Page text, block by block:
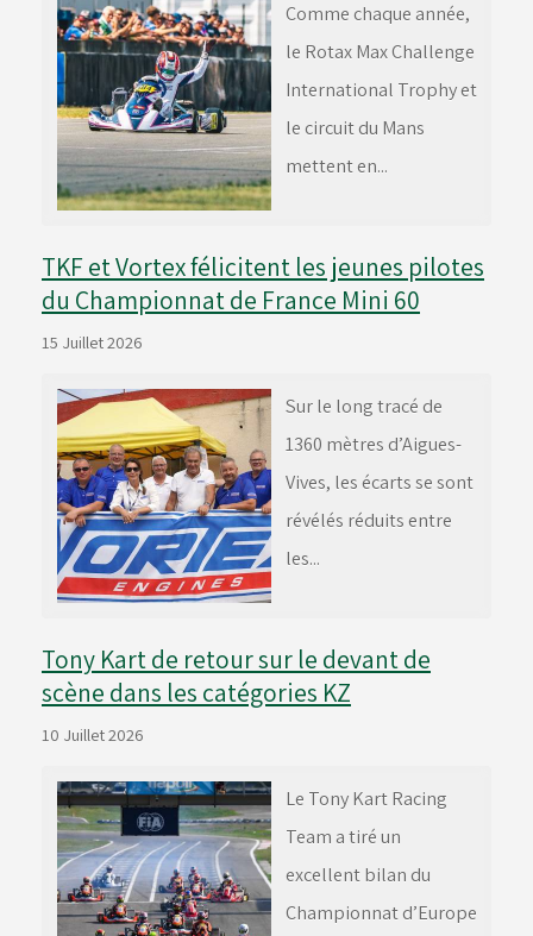
Comme chaque année,
le Rotax Max Challenge
International Trophy et
le circuit du Mans
mettent en...
TKF et Vortex félicitent les jeunes pilotes
du Championnat de France Mini 60
15 Juillet 2026
Sur le long tracé de
1360 mètres d’Aigues-
Vives, les écarts se sont
révélés réduits entre
les...
Tony Kart de retour sur le devant de
scène dans les catégories KZ
10 Juillet 2026
Le Tony Kart Racing
Team a tiré un
excellent bilan du
Championnat d’Europe
Pièces détachées Rotax